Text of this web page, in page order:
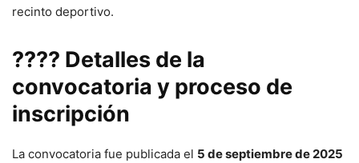
recinto deportivo.
???? Detalles de la
convocatoria y proceso de
inscripción
La convocatoria fue publicada el 5 de septiembre de 2025